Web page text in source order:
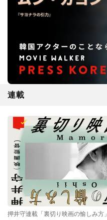
連載
押井守連載「裏切り映画の愉しみ方」